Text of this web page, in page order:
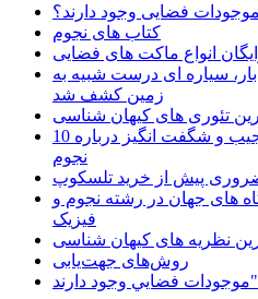
موجودات فضایی وجود دارند؟
کتاب های نجوم
انواع ماکت های فضایی
بار، سیاره ای درست شبیه به
زمین کشف شد
تئوری های کیهان شناسی
10 واقعیت عجیب و شگفت انگیز درباره
نجوم
پیش از خرید تلسکوپ
های جهان در رشته نجوم و
فیزیک
نظریه های کیهان شناسی
روش‌های جهت‌یابی